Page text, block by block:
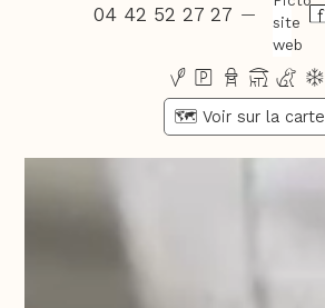
04 42 52 27 27 —
vpbtcd
🗺️ Voir sur la carte